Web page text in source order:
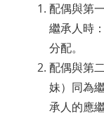
配偶與第
繼承人時
分配。
配偶與第
妹）同為
承人的應